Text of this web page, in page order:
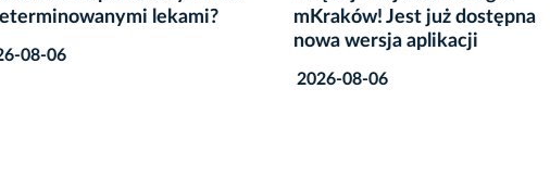
mKraków! Jest już dostępna
„Kadrówki”
2026-07-29